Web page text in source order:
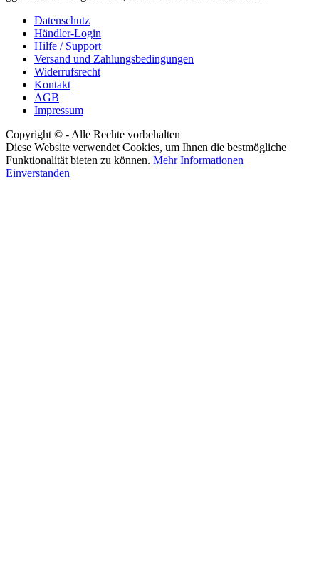
Datenschutz
Händler-Login
Hilfe / Support
Versand und Zahlungsbedingungen
Widerrufsrecht
Kontakt
AGB
Impressum
Copyright © - Alle Rechte vorbehalten
Diese Website verwendet Cookies, um Ihnen die bestmögliche
Funktionalität bieten zu können. Mehr Informationen
Einverstanden